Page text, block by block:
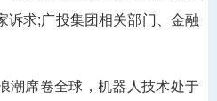
诉求;广投集团相关部门、金融
潮席卷全球，机器人技术处于